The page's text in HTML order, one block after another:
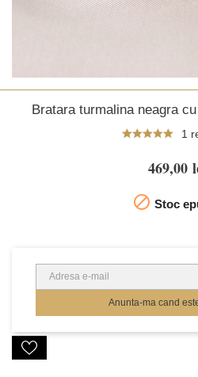
Bratara turmalina neagra
1
469,00
 Stoc
Anunta-ma cand